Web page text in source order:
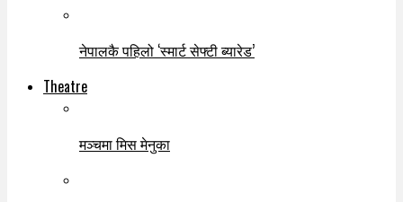
नेपालकै पहिलो ‘स्मार्ट सेफ्टी ब्यारेड’
Theatre
मञ्चमा मिस मेनुका